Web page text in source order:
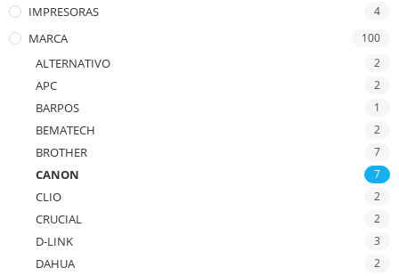
IMPRESORAS 4
MARCA 100
ALTERNATIVO 2
APC 2
BARPOS 1
BEMATECH 2
BROTHER 7
CANON 7
CLIO 2
CRUCIAL 2
D-LINK 3
DAHUA 2